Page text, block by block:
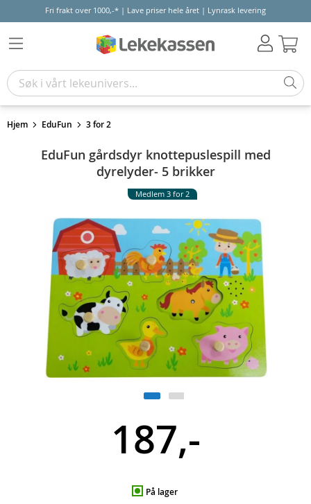
Fri frakt over 1000,-* | Lave priser hele året | Lynrask levering
Hjem EduFun 3 for 2
EduFun gårdsdyr knottepuslespill med
dyrelyder- 5 brikker
Medlem 3 for 2
187,-
På lager